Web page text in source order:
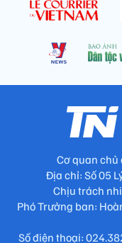
Cơ quan chủ
Địa chỉ: Số 05
Chịu trách
Phó Trưởng ban:
Số điện thoại: